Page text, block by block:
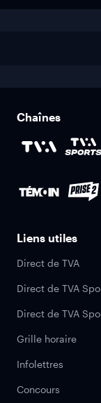
Chaînes
Liens utiles
Direct de TVA
Direct de TVA
Direct de TVA
Grille horaire
Infolettres
Concours